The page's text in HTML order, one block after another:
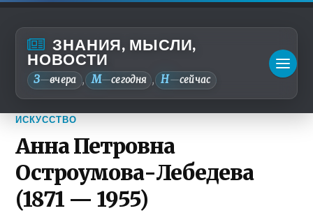
ЗНАНИЯ, МЫСЛИ,
НОВОСТИ
З—вчера , М—сегодня , Н—сейчас
ИСКУССТВО
Анна Петровна
Остроумова-Лебедева
(1871 — 1955)